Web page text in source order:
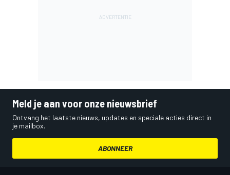
Meld je aan voor onze nieuwsbrief
Ontvang het laatste nieuws, updates en speciale acties direct in
je mailbox.
ABONNEER